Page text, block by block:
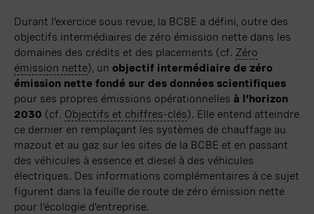
Durant l’exercice sous revue, la BCBE a défini, outre des
objectifs intermédiaires de zéro émission nette dans les
domaines des crédits et des placements (cf. Zéro
émission nette), un objectif intermédiaire de zéro
émission nette fondé sur des données scientifiques
pour ses propres émissions opérationnelles à l’horizon
2030 (cf. Objectifs et chiffres-clés). Elle entend atteindre
ce dernier en remplaçant les systèmes de chauffage au
mazout et au gaz sur les sites de la BCBE et en passant
des véhicules à essence et diesel à des véhicules
électriques. Des informations complémentaires à ce sujet
figurent dans la feuille de route de zéro émission nette
pour l’écologie d’entreprise.